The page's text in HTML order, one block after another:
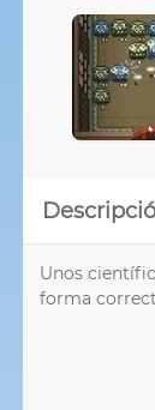
Unos
forma